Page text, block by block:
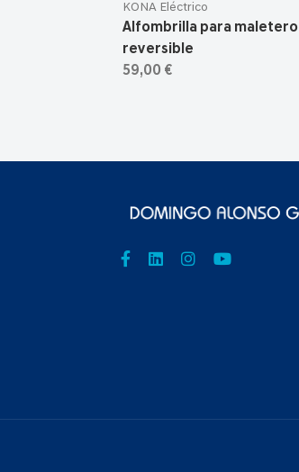
KONA Eléctrico
Alfombrilla para maletero
reversible
59,00 €